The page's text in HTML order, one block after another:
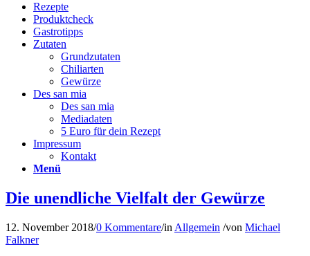
Rezepte
Produktcheck
Gastrotipps
Zutaten
Grundzutaten
Chiliarten
Gewürze
Des san mia
Des san mia
Mediadaten
5 Euro für dein Rezept
Impressum
Kontakt
Menü
Die unendliche Vielfalt der Gewürze
12. November 2018/0 Kommentare/in Allgemein /von Michael
Falkner